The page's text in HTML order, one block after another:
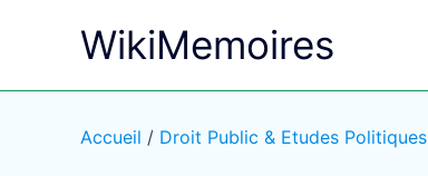
WikiMemoires
Accueil / Droit Public & Etudes Politiques